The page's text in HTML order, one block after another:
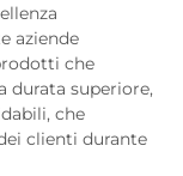
aziende
che
durata superiore,
che
clienti durante